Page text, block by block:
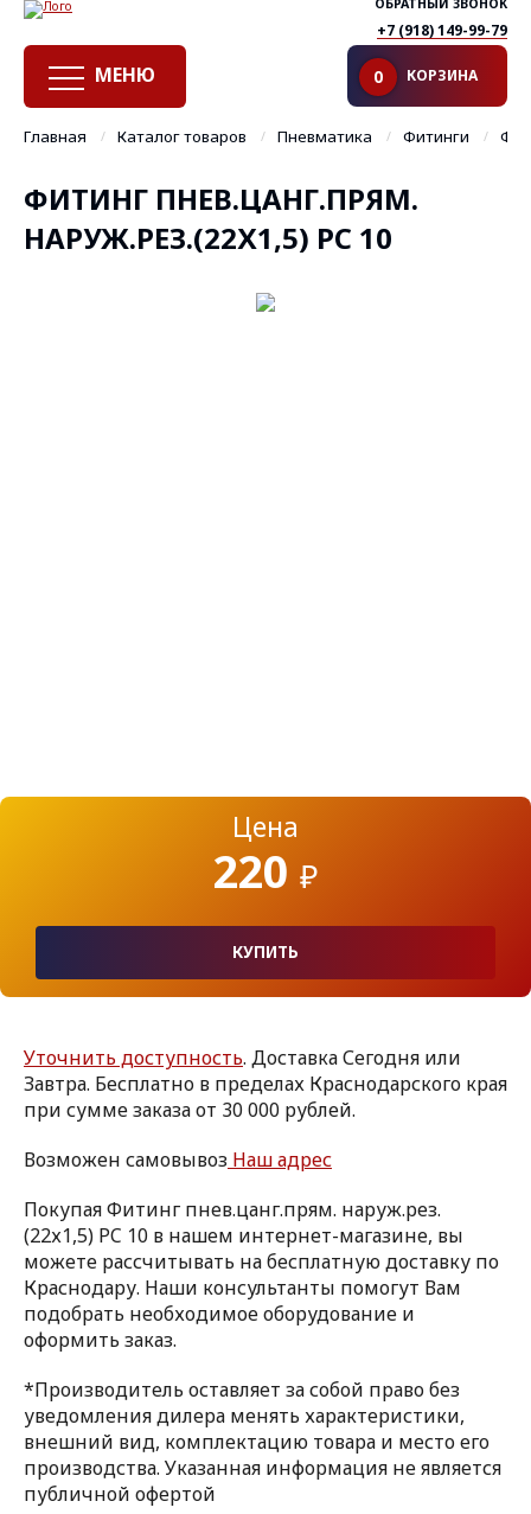
+7 (918) 149-99-79
МЕНЮ
ОБРАТНЫЙ ЗВОНОК
0 КОРЗИНА
Главная Каталог товаров Пневматика Фитинги
ФИТИНГ ПНЕВ.ЦАНГ.ПРЯМ.
НАРУЖ.РЕЗ.(22Х1,5) PC 10
Цена
220 ₽
КУПИТЬ
Уточнить доступность. Доставка Сегодня или
Завтра. Бесплатно в пределах Краснодарского края
при сумме заказа от 30 000 рублей.
Возможен самовывоз Наш адрес
Покупая Фитинг пнев.цанг.прям. наруж.рез.
(22х1,5) PC 10 в нашем интернет-магазине, вы
можете рассчитывать на бесплатную доставку по
Краснодару. Наши консультанты помогут Вам
подобрать необходимое оборудование и
оформить заказ.
*Производитель оставляет за собой право без
уведомления дилера менять характеристики,
внешний вид, комплектацию товара и место его
производства. Указанная информация не является
публичной офертой